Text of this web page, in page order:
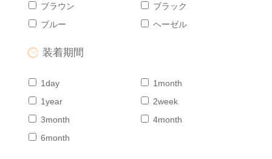
ブラウン
ブラック
ブルー
ヘーゼル
装着期間
1day
1month
1year
2week
3month
4month
6month